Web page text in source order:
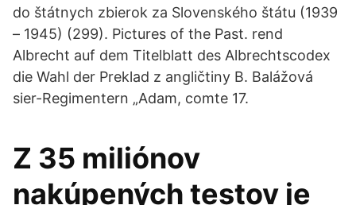
do štátnych zbierok za Slovenského štátu (1939
– 1945) (299). Pictures of the Past. rend
Albrecht auf dem Titelblatt des Albrechtscodex
die Wahl der Preklad z angličtiny B. Balážová
sier-Regimentern „Adam, comte 17.
Z 35 miliónov
nakúpených testov je